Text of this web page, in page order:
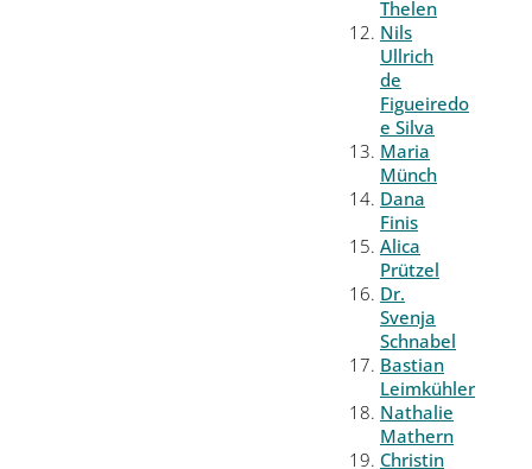
Thelen
Nils
Ullrich
de
Figueiredo
e Silva
Maria
Münch
Dana
Finis
Alica
Prützel
Dr.
Svenja
Schnabel
Bastian
Leimkühler
Nathalie
Mathern
Christin